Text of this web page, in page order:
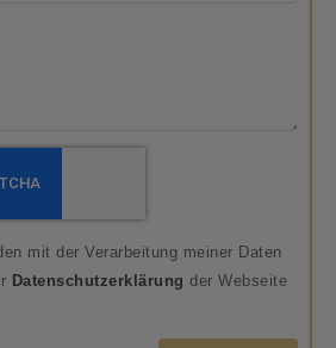
mit der Verarbeitung meiner Daten
Datenschutzerklärung der Webseite